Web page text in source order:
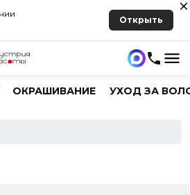
Открыть
ОКРАШИВАНИЕ УХОД ЗА